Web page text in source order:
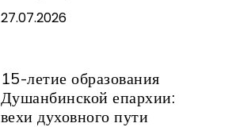
27.07.2026
15-летие образования
Душанбинской епархии:
вехи духовного пути